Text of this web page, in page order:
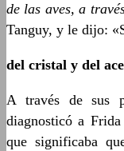
de las aves, a
Tanguy, y le dijo:
del cristal y del
A través de sus
diagnosticó a
que significaba